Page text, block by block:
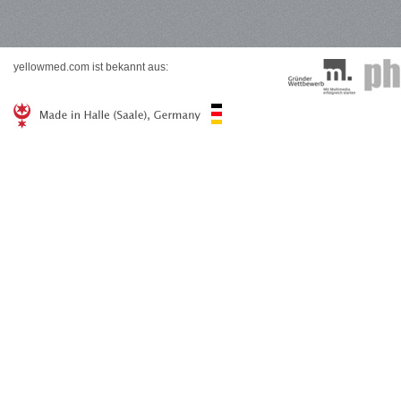
yellowmed.com ist bekannt aus: